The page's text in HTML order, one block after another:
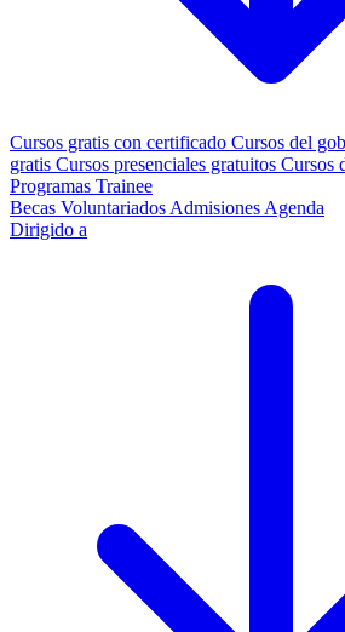
Cursos gratis con certificado Cursos del
gratis Cursos presenciales gratuitos Cursos
Programas Trainee
Becas Voluntariados Admisiones Agenda
Dirigido a